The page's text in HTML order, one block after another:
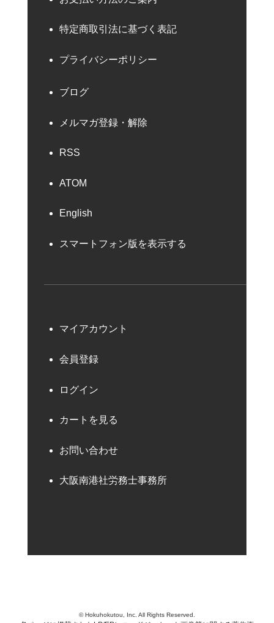
特定商取引法に基づく表記
プライバシーポリシー
ブログ
メルマガ登録・解除
RSS
ATOM
English
スマートフォン版を表示する
マイアカウント
会員登録
ログイン
カートを見る
お問い合わせ
大阪南港社労務士事務所
© Hokuhokutou, Inc. All Rights Reserved.